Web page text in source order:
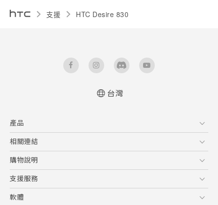
支援 HTC Desire 830‎
English - User manual
台灣
產品
5G
智慧型手機
配件
相關連結
HTC Research
購物說明
購物須知
訂單管理
支援服務
到府收送維修服務
軟體